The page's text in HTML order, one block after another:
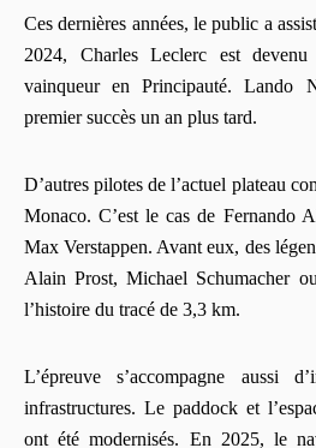
Ces dernières années, le public a
2024, Charles Leclerc est
vainqueur en Principauté. Lando
premier succès un an plus tard.
D’autres pilotes de l’actuel plateau
Monaco. C’est le cas de Fernando
Max Verstappen. Avant eux, des
Alain Prost, Michael Schumacher
l’histoire du tracé de 3,3 km.
L’épreuve s’accompagne aussi
infrastructures. Le paddock et
ont été modernisés. En 2025, le